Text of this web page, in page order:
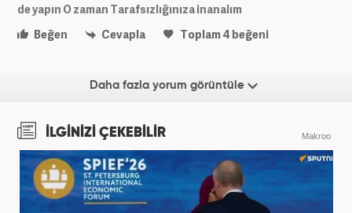
de yapın O zaman Tarafsızlığınıza inanalım
Beğen
Cevapla Toplam4 beğeni
Daha fazla yorum görüntüle
İLGİNİZİ ÇEKEBİLİR Makroo